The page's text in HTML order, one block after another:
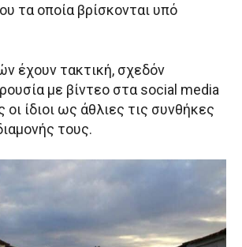
τα οποία βρίσκονται υπό
έχουν τακτική, σχεδόν
με βίντεο στα social media
ίδιοι ως άθλιες τις συνθήκες
τους.